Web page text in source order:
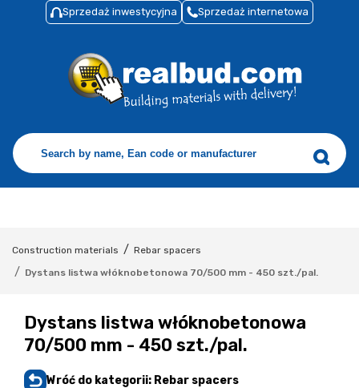
Sprzedaż inwestycyjna Sprzedaż internetowa
Construction materials / Rebar spacers
/ Dystans listwa włóknobetonowa 70/500 mm - 450 szt./pal.
Dystans listwa włóknobetonowa
70/500 mm - 450 szt./pal.
Wróć do kategorii: Rebar spacers